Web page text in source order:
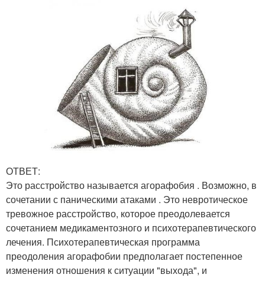
ОТВЕТ:
Это расстройство называется агорафобия . Возможно, в
сочетании с паническими атаками . Это невротическое
тревожное расстройство, которое преодолевается
сочетанием медикаментозного и психотерапевтического
лечения. Психотерапевтическая программа
преодоления агорафобии предполагает постепенное
изменения отношения к ситуации "выхода", и